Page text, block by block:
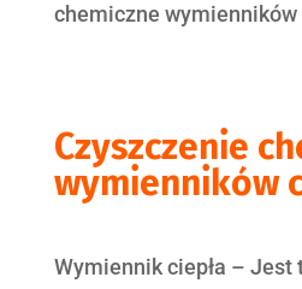
chemiczne wymienników
Czyszczenie
wymienników
Wymiennik ciepła – Jest